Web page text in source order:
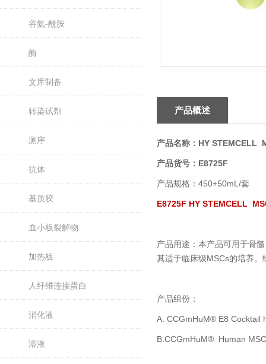
谷氨-酰胺
酶
文库制备
转染试剂
测序
抗体
基质胶
血小板裂解物
加热板
人纤维连接蛋白
消化液
溶液
产品概述
产品名称：HY STEMCELL
产品货号：E8725F
产品规格：450+50mL/套
E8725F HY STEMCELL
产品用途：本产品可用于骨
其适于临床级MSCs的培养
产品组份：
A. CCGmHuM® E8
B.CCGmHuM® Human